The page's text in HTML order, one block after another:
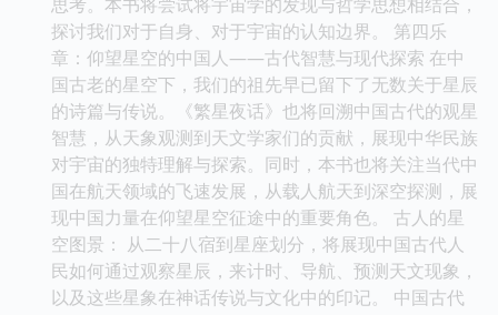
探讨我们对于自身、对于宇宙的认知边界。 第四乐
章：仰望星空的中国人——古代智慧与现代探索 在中
国古老的星空下，我们的祖先早已留下了无数关于星辰
的诗篇与传说。《繁星夜话》也将回溯中国古代的观星
智慧，从天象观测到天文学家们的贡献，展现中华民族
对宇宙的独特理解与探索。同时，本书也将关注当代中
国在航天领域的飞速发展，从载人航天到深空探测，展
现中国力量在仰望星空征途中的重要角色。 古人的星
空图景： 从二十八宿到星座划分，将展现中国古代人
民如何通过观察星辰，来计时、导航、预测天文现象，
以及这些星象在神话传说与文化中的印记。 中国古代